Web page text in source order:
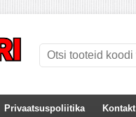
Privaatsuspoliitika Kontakt